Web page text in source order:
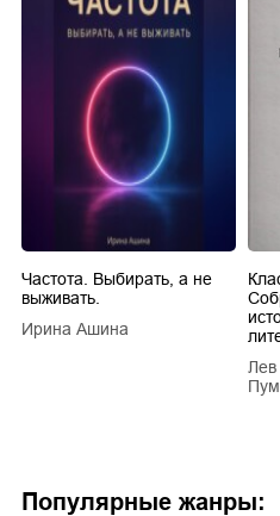
Популярные жанры:
Частота. Выбирать, а не
выживать.
Ирина Ашина
Лев